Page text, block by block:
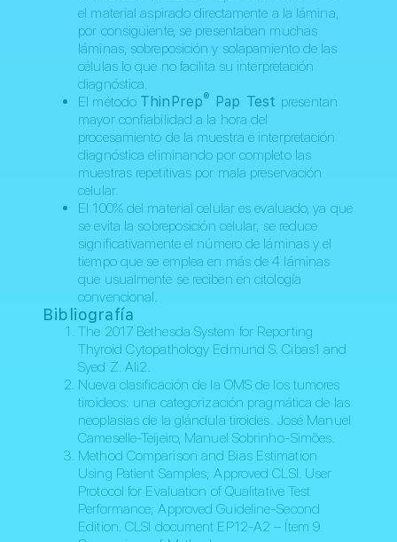
el material aspirado directamente a la lámina,
por consiguiente, se presentaban muchas
láminas, sobreposición y solapamiento de las
células lo que no facilita su interpretación
diagnóstica.
El método ThinPrep® Pap Test presentan
mayor confiabilidad a la hora del
procesamiento de la muestra e interpretación
diagnóstica eliminando por completo las
muestras repetitivas por mala preservación
celular.
El 100% del material celular es evaluado, ya que
se evita la sobreposición celular, se reduce
significativamente el número de láminas y el
tiempo que se emplea en más de 4 láminas
que usualmente se reciben en citología
convencional.
Bibliografía
The 2017 Bethesda System for Reporting
Thyroid Cytopathology Edmund S. Cibas1 and
Syed Z. Ali2.
Nueva clasificación de la OMS de los tumores
tiroideos: una categorización pragmática de las
neoplasias de la glándula tiroides. José Manuel
Cameselle-Teijeiro, Manuel Sobrinho-Simões.
Method Comparison and Bias Estimation
Using Patient Samples; Approved CLSI. User
Protocol for Evaluation of Qualitative Test
Performance; Approved Guideline-Second
Edition. CLSI document EP12-A2 – Ítem 9